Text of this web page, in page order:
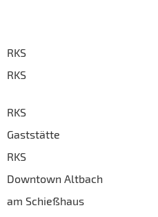
RKS
RKS
RKS
Gaststätte
RKS
Downtown Altbach
am Schießhaus